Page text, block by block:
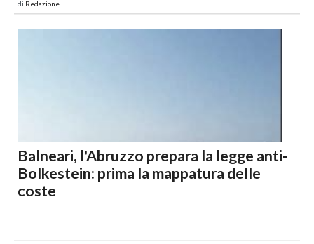
di Redazione
Balneari, l'Abruzzo prepara la legge anti-
Bolkestein: prima la mappatura delle
coste